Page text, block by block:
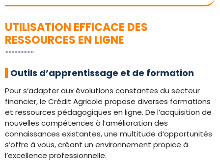
UTILISATION EFFICACE DES
RESSOURCES EN LIGNE
Outils d’apprentissage et de formation
Pour s’adapter aux évolutions constantes du secteur
financier, le Crédit Agricole propose diverses formations
et ressources pédagogiques en ligne. De l’acquisition de
nouvelles compétences à l’amélioration des
connaissances existantes, une multitude d’opportunités
s’offre à vous, créant un environnement propice à
l’excellence professionnelle.